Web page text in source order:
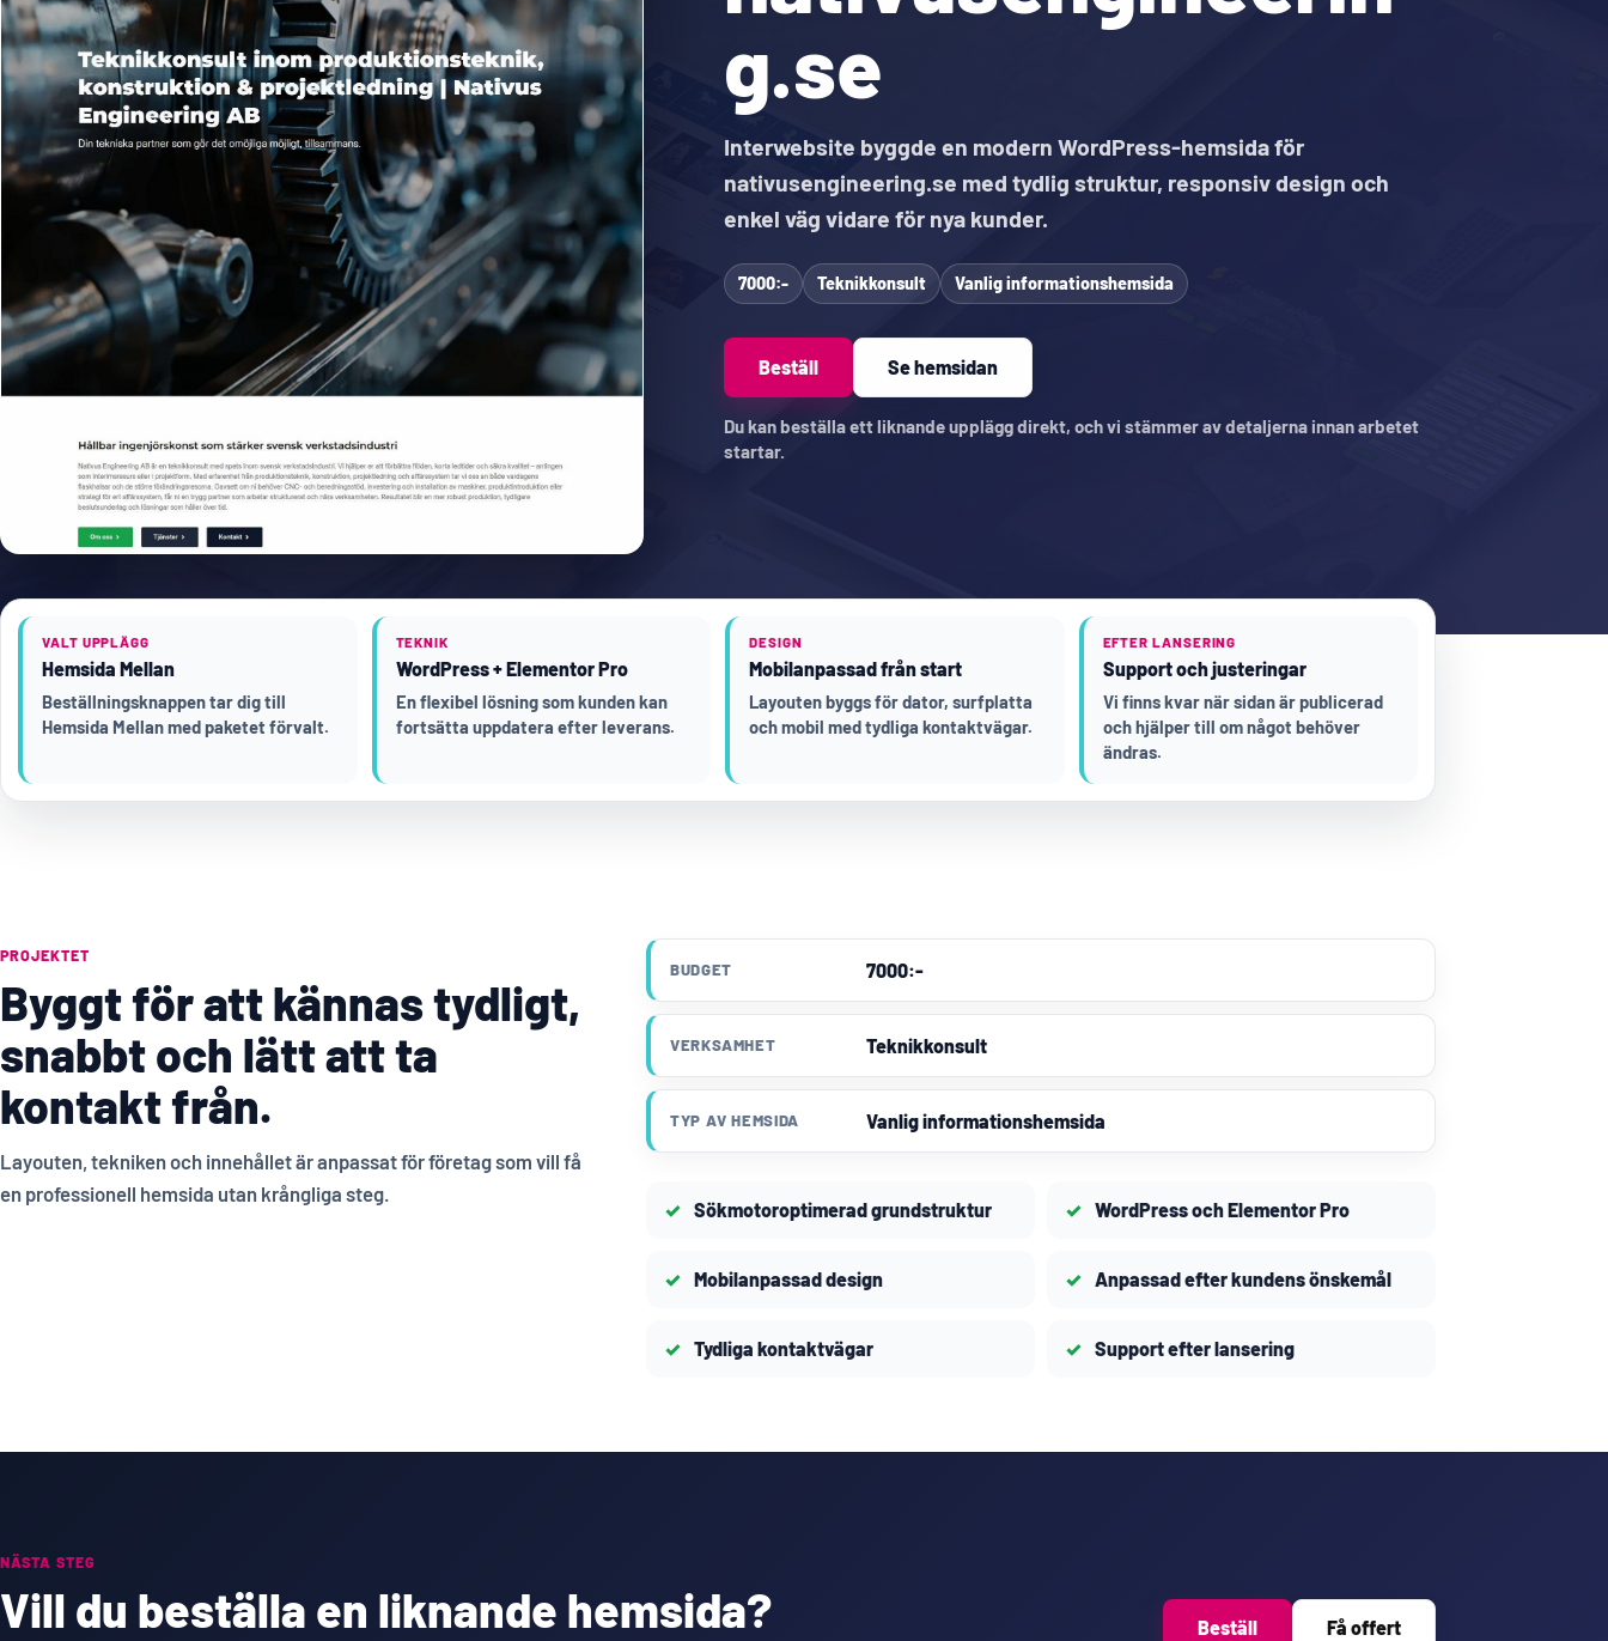
g.se
Interwebsite byggde en modern WordPress-hemsida för
nativusengineering.se med tydlig struktur, responsiv design och
enkel väg vidare för nya kunder.
7000:- Teknikkonsult Vanlig informationshemsida
Beställ Se hemsidan
Du kan beställa ett liknande upplägg direkt, och vi stämmer av detaljerna innan arbetet
startar.
VALT UPPLÄGG
Hemsida Mellan
Beställningsknappen tar dig till
Hemsida Mellan med paketet förvalt.
TEKNIK
WordPress + Elementor Pro
En flexibel lösning som kunden kan
fortsätta uppdatera efter leverans.
DESIGN
Mobilanpassad från start
Layouten byggs för dator, surfplatta
och mobil med tydliga kontaktvägar.
EFTER LANSERING
Support och justeringar
Vi finns kvar när sidan är publicerad
och hjälper till om något behöver
ändras.
PROJEKTET
Byggt för att kännas tydligt,
snabbt och lätt att ta
kontakt från.
Layouten, tekniken och innehållet är anpassat för företag som vill få
en professionell hemsida utan krångliga steg.
BUDGET 7000:-
VERKSAMHET Teknikkonsult
TYP AV HEMSIDA Vanlig informationshemsida
Sökmotoroptimerad grundstruktur WordPress och Elementor Pro
Mobilanpassad design Anpassad efter kundens önskemål
Tydliga kontaktvägar Support efter lansering
NÄSTA STEG
Vill du beställa en liknande hemsida? Beställ Få offert